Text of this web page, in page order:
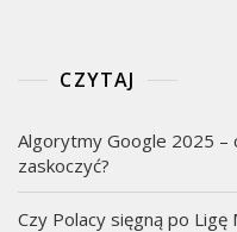
CZYTAJ
Algorytmy Google 2025 –
zaskoczyć?
Czy Polacy sięgną po Ligę